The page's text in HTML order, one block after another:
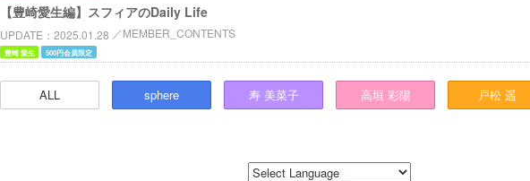
【豊崎愛生編】スフィアのDaily Life
UPDATE 2025.01.28 MEMBER_CONTENTS
豊崎 愛生 500円会員限定
ALL sphere 寿 美菜子 高垣 彩陽 戸松 遥